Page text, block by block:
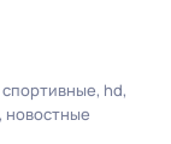
спортивные hd
новостные